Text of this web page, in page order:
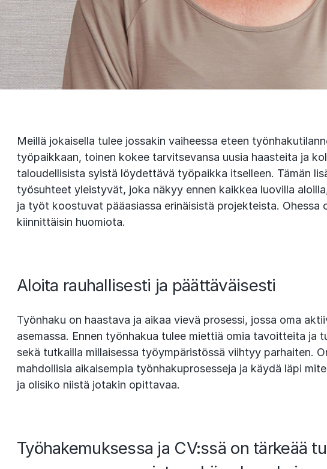
Meillä jokaisella tulee jossakin vaiheessa eteen
työpaikkaan, toinen kokee tarvitsevansa uusia haasteita ja
taloudellisista syistä löydettävä työpaikka itselleen. Tämän
työsuhteet yleistyvät, joka näkyy ennen kaikkea luovilla
ja työt koostuvat pääasiassa erinäisistä projekteista. Ohessa
kiinnittäisin huomiota.
Aloita rauhallisesti ja päättäväisesti
Työnhaku on haastava ja aikaa vievä prosessi, jossa oma
asemassa. Ennen työnhakua tulee miettiä omia tavoitteita ja
sekä tutkailla millaisessa työympäristössä viihtyy parhaiten.
mahdollisia aikaisempia työnhakuprosesseja ja käydä läpi
ja olisiko niistä jotakin opittavaa.
Työhakemuksessa ja CV:ssä on tärkeää